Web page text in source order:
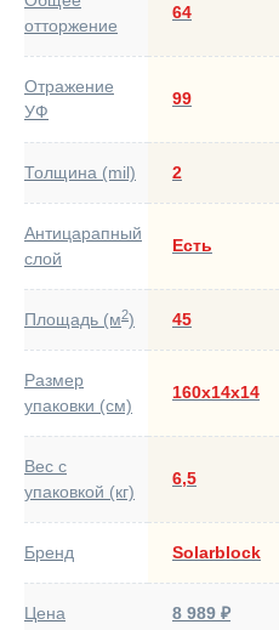
отторжение
64
Отражение
УФ
99
Толщина (mil) 2
Антицарапный
слой
Есть
Площадь (м2) 45
Размер
упаковки (см)
160х14х14
Вес с
упаковкой (кг)
6,5
Бренд Solarblock
Цена 8 989 ₽